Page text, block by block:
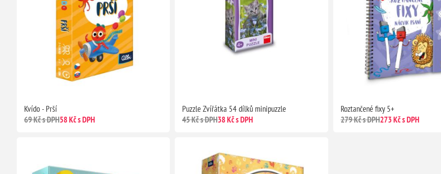
Kvído - Prší
69 Kč s DPH58 Kč s DPH
Puzzle Zvířátka 54 dílků minipuzzle
45 Kč s DPH38 Kč s DPH
Roztančené fixy 5+
279 Kč s DPH273 Kč s DPH